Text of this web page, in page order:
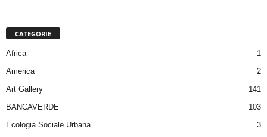
CATEGORIE
Africa
1
America
2
Art Gallery
141
BANCAVERDE
103
Ecologia Sociale Urbana
3